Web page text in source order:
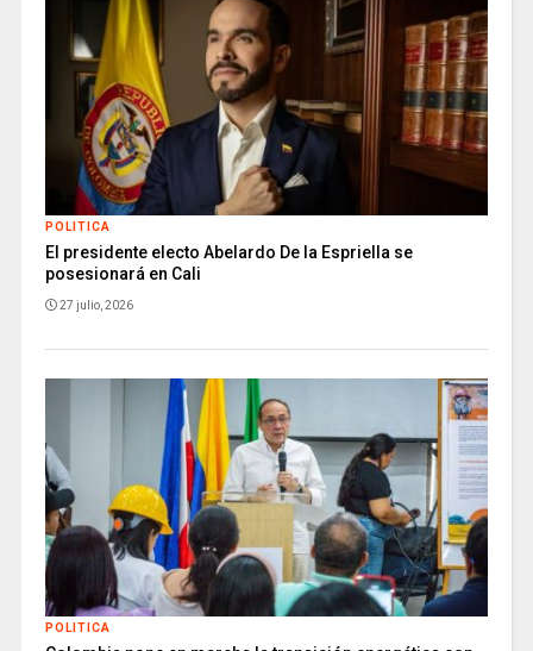
POLITICA
El presidente electo Abelardo De la Espriella se
posesionará en Cali
27 julio, 2026
POLITICA